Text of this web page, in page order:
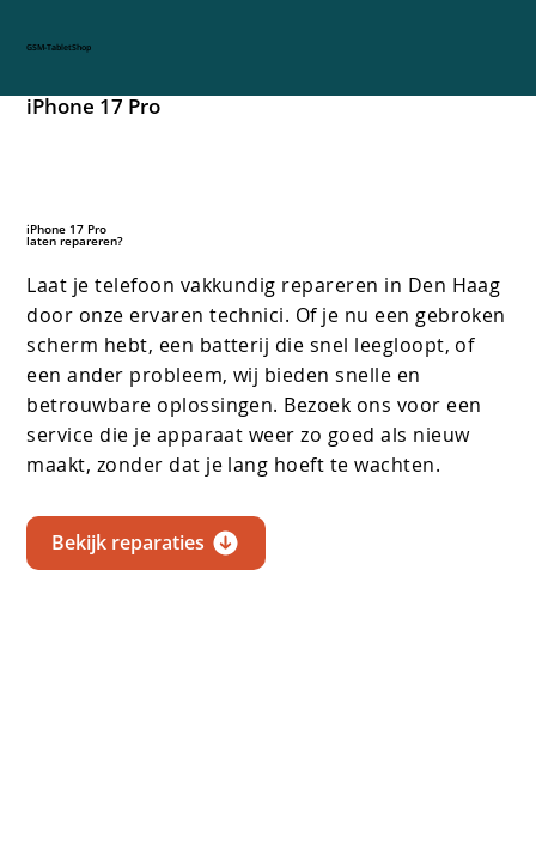
GSM-TabletShop
iPhone 17 Pro
iPhone 17 Pro
laten repareren?
Laat je telefoon vakkundig repareren in Den Haag
door onze ervaren technici. Of je nu een gebroken
scherm hebt, een batterij die snel leegloopt, of
een ander probleem, wij bieden snelle en
betrouwbare oplossingen. Bezoek ons voor een
service die je apparaat weer zo goed als nieuw
maakt, zonder dat je lang hoeft te wachten.
Bekijk reparaties